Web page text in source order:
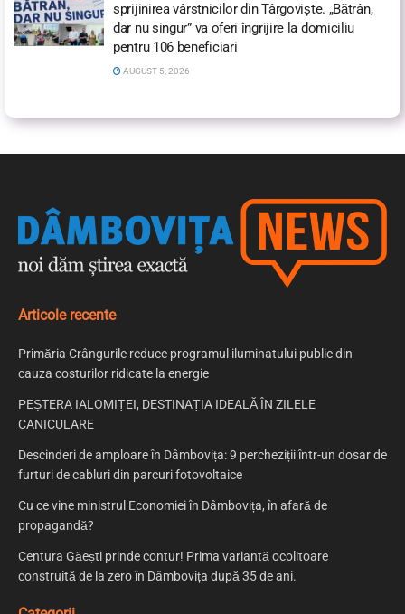
sprijinirea vârstnicilor din Târgoviște. „Bătrân,
dar nu singur” va oferi îngrijire la domiciliu
pentru 106 beneficiari
AUGUST 5, 2026
Articole recente
Primăria Crângurile reduce programul iluminatului public din
cauza costurilor ridicate la energie
PEȘTERA IALOMIȚEI, DESTINAȚIA IDEALĂ ÎN ZILELE
CANICULARE
Descinderi de amploare în Dâmbovița: 9 percheziții într-un dosar de
furturi de cabluri din parcuri fotovoltaice
Cu ce vine ministrul Economiei în Dâmbovița, în afară de
propagandă?
Centura Găești prinde contur! Prima variantă ocolitoare
construită de la zero în Dâmbovița după 35 de ani.